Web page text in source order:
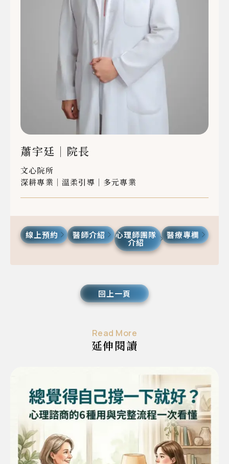
蕭宇廷 ｜院長
文心院所
深耕專業｜溫柔引導｜多元專業
線上預約 醫師介紹 心理師團隊
介紹
醫療專欄
回上一頁
Read More
延伸閱讀